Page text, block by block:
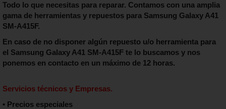
Todo lo que necesitas para reparar. Contamos con una amplia
gama de herramientas y repuestos para Samsung Galaxy A41
SM-A415F.
En caso de no disponer algún repuesto u/o herramienta para
el Samsung Galaxy A41 SM-A415F te lo buscamos y nos
ponemos en contacto en un máximo de 12 horas.
Servicios técnicos y Empresas.
• Precios especiales